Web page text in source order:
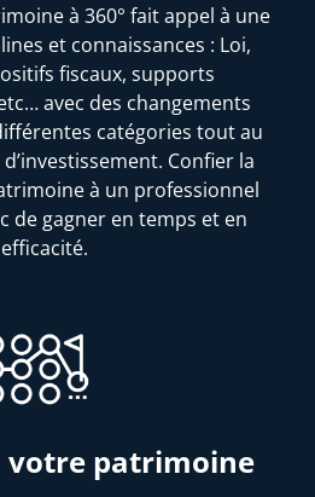
à 360° fait appel à une
et connaissances : Loi,
fiscaux, supports
avec des changements
catégories tout au
Confier la
à un professionnel
de gagner en temps et en
efficacité.
votre patrimoine